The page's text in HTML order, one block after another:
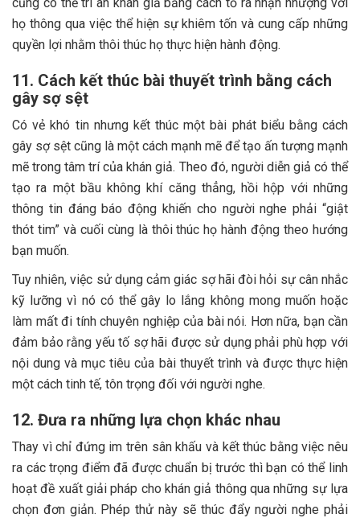
họ thông qua việc thể hiện sự khiêm tốn và cung cấp những
quyền lợi nhằm thôi thúc họ thực hiện hành động.
11. Cách kết thúc bài thuyết trình bằng cách
gây sợ sệt
Có vẻ khó tin nhưng kết thúc một bài phát biểu bằng cách
gây sợ sệt cũng là một cách mạnh mẽ để tạo ấn tượng mạnh
mẽ trong tâm trí của khán giả. Theo đó, người diễn giả có thể
tạo ra một bầu không khí căng thẳng, hồi hộp với những
thông tin đáng báo động khiến cho người nghe phải “giật
thót tim” và cuối cùng là thôi thúc họ hành động theo hướng
bạn muốn.
Tuy nhiên, việc sử dụng cảm giác sợ hãi đòi hỏi sự cân nhắc
kỹ lưỡng vì nó có thể gây lo lắng không mong muốn hoặc
làm mất đi tính chuyên nghiệp của bài nói. Hơn nữa, bạn cần
đảm bảo rằng yếu tố sợ hãi được sử dụng phải phù hợp với
nội dung và mục tiêu của bài thuyết trình và được thực hiện
một cách tinh tế, tôn trọng đối với người nghe.
12. Đưa ra những lựa chọn khác nhau
Thay vì chỉ đứng im trên sân khấu và kết thúc bằng việc nêu
ra các trọng điểm đã được chuẩn bị trước thì bạn có thể linh
hoạt đề xuất giải pháp cho khán giả thông qua những sự lựa
chọn đơn giản. Phép thử này sẽ thúc đẩy người nghe phải